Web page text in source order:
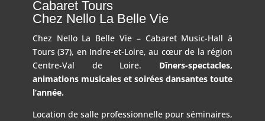
Cabaret Tours
Chez Nello La Belle Vie
Chez Nello La Belle Vie – Cabaret Music-Hall à
Tours (37), en Indre-et-Loire, au cœur de la région
Centre-Val de Loire. Dîners-spectacles,
animations musicales et soirées dansantes toute
l’année.
Location de salle professionnelle pour séminaires,